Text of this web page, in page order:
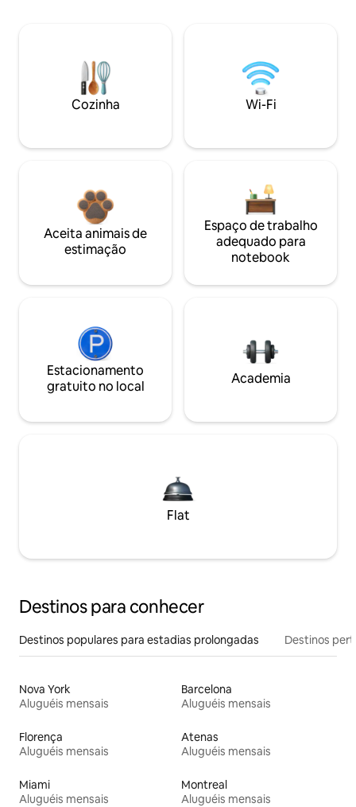
Cozinha Wi-Fi
Aceita animais de
estimação
Espaço de trabalho
adequado para
notebook
Estacionamento
gratuito no local
Academia
Flat
Destinos para conhecer
Destinos populares para estadias prolongadas Destinos
Nova York
Aluguéis mensais
Barcelona
Aluguéis mensais
Florença
Aluguéis mensais
Atenas
Aluguéis mensais
Miami
Aluguéis mensais
Montreal
Aluguéis mensais